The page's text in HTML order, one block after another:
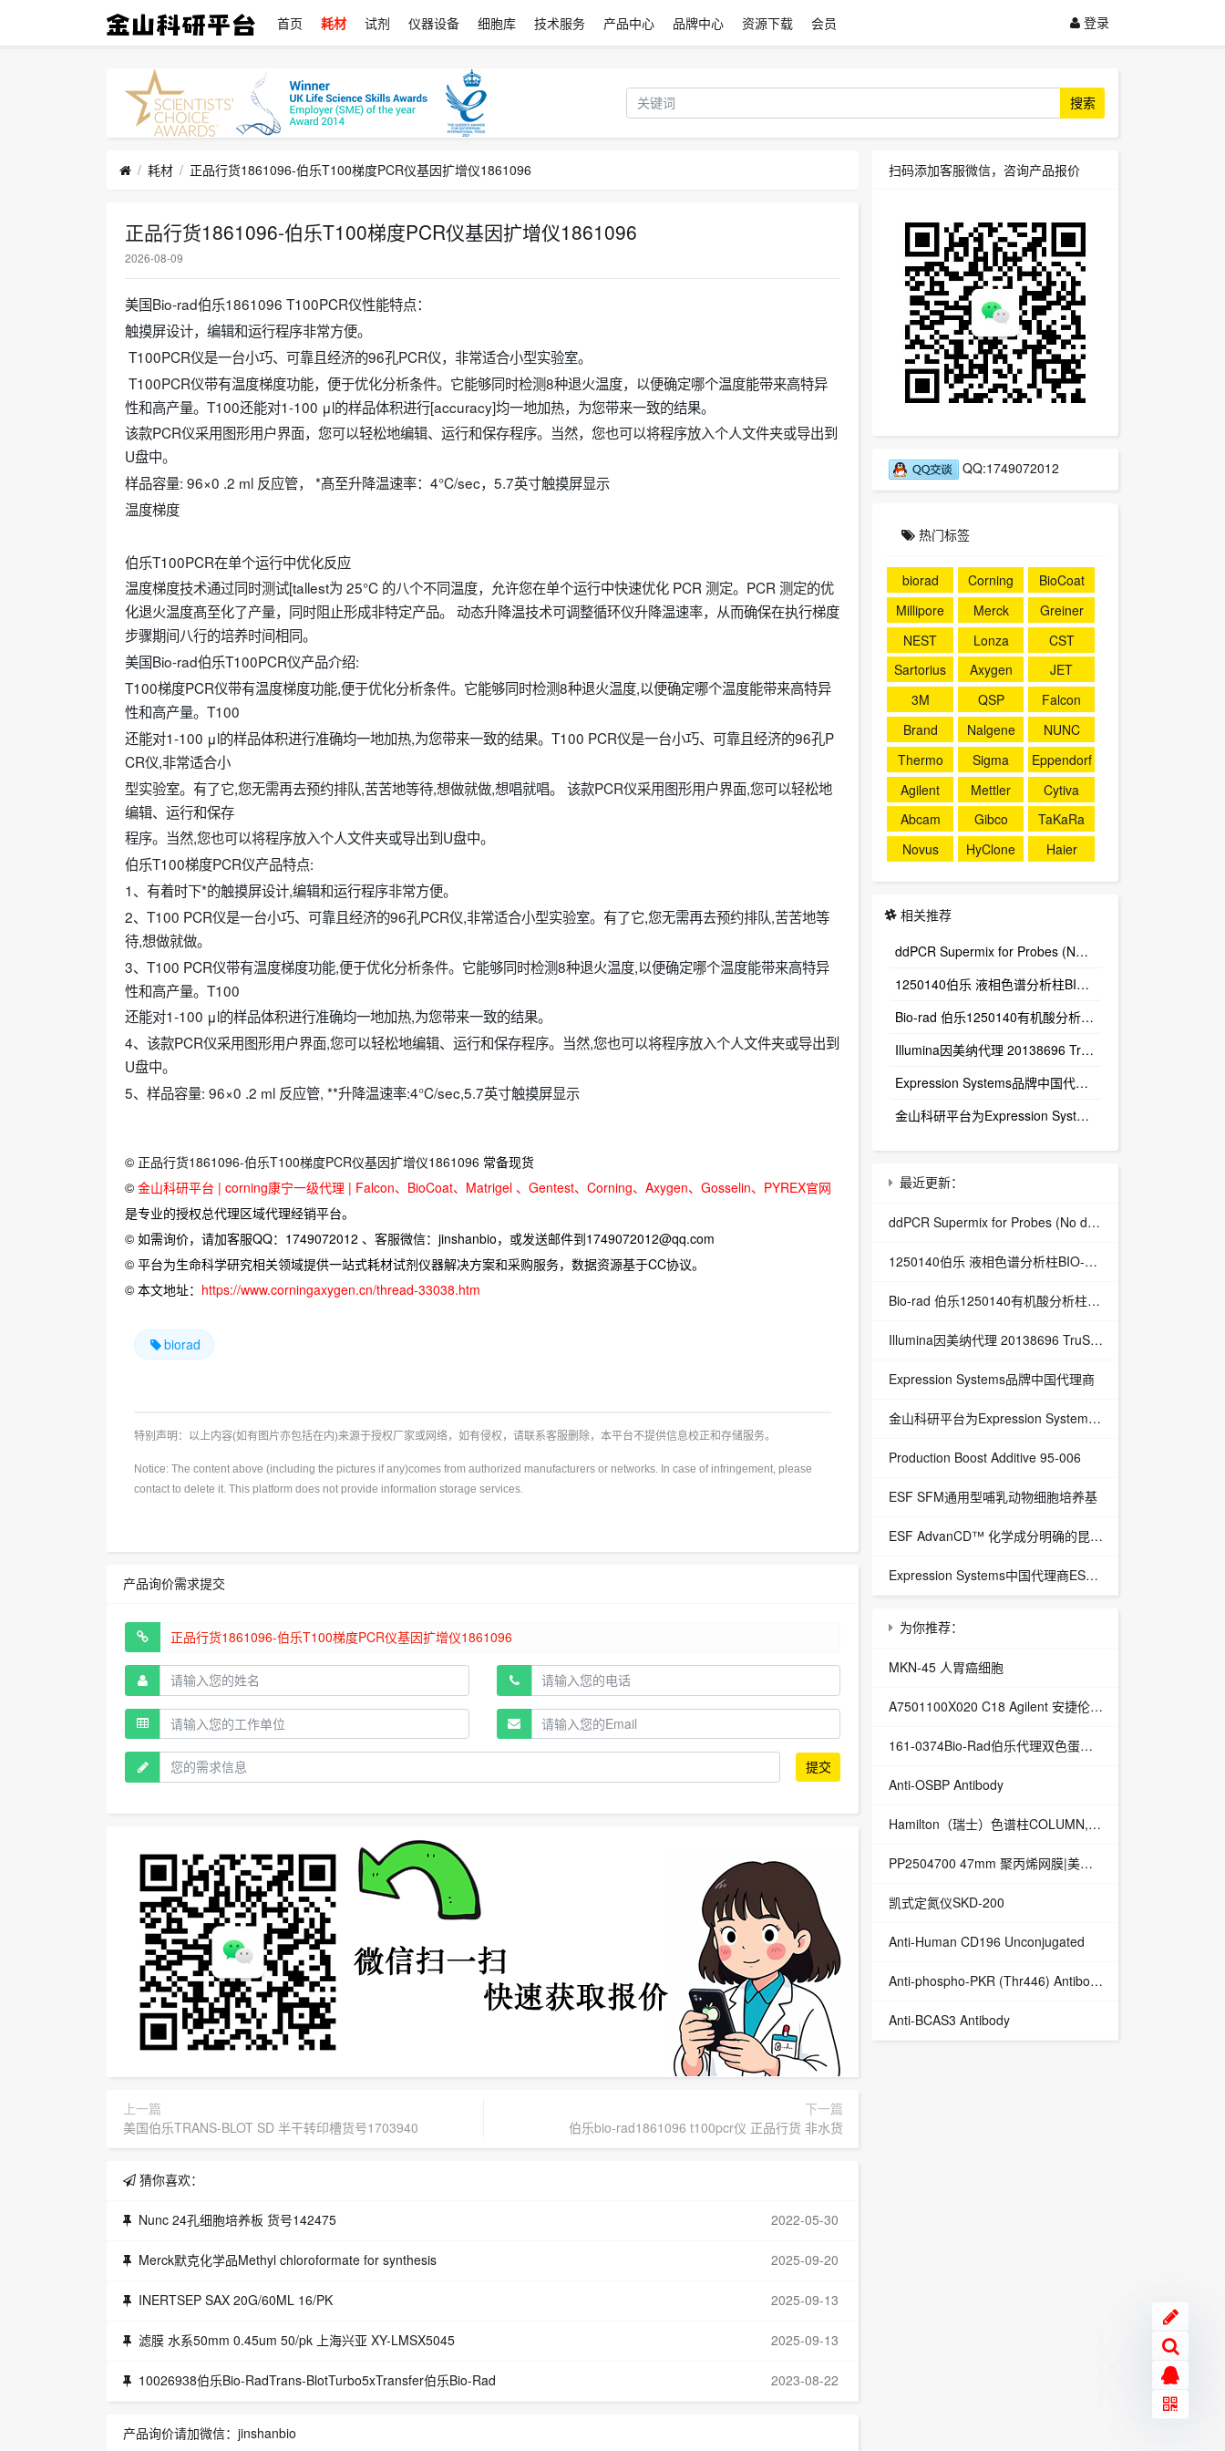
首页 耗材 试剂 仪器设备 细胞库 技术服务 产品中心 品牌中心 资源下载 会员 登录
搜索
耗材 正品行货1861096-伯乐T100梯度PCR仪基因扩增仪1861096
正品行货1861096-伯乐T100梯度PCR仪基因扩增仪1861096
2026-08-09
美国Bio-rad伯乐1861096 T100PCR仪性能特点：
触摸屏设计，编辑和运行程序非常方便。
T100PCR仪是一台小巧、可靠且经济的96孔PCR仪，非常适合小型实验室。
T100PCR仪带有温度梯度功能，便于优化分析条件。它能够同时检测8种退火温度，以便确定哪个温度能带来高特异
性和高产量。T100还能对1-100 μl的样品体积进行[accuracy]均一地加热，为您带来一致的结果。
该款PCR仪采用图形用户界面，您可以轻松地编辑、运行和保存程序。当然，您也可以将程序放入个人文件夹或导出到
U盘中。
样品容量: 96×0 .2 ml 反应管， *髙至升降温速率：4°C/sec，5.7英寸触摸屏显示
温度梯度
伯乐T100PCR在单个运行中优化反应
温度梯度技术通过同时测试[tallest为 25°C 的八个不同温度，允许您在单个运行中快速优化 PCR 测定。PCR 测定的优
化退火温度髙至化了产量，同时阻止形成非特定产品。 动态升降温技术可调整循环仪升降温速率，从而确保在执行梯度
步骤期间八行的培养时间相同。
美国Bio-rad伯乐T100PCR仪产品介绍:
T100梯度PCR仪带有温度梯度功能,便于优化分析条件。它能够同时检测8种退火温度,以便确定哪个温度能带来高特异
性和高产量。T100
还能对1-100 μl的样品体积进行准确均一地加热,为您带来一致的结果。T100 PCR仪是一台小巧、可靠且经济的96孔P
CR仪,非常适合小
型实验室。有了它,您无需再去预约排队,苦苦地等待,想做就做,想唱就唱。 该款PCR仪采用图形用户界面,您可以轻松地
编辑、运行和保存
程序。当然,您也可以将程序放入个人文件夹或导出到U盘中。
伯乐T100梯度PCR仪产品特点:
1、有着时下*的触摸屏设计,编辑和运行程序非常方便。
2、T100 PCR仪是一台小巧、可靠且经济的96孔PCR仪,非常适合小型实验室。有了它,您无需再去预约排队,苦苦地等
待,想做就做。
3、T100 PCR仪带有温度梯度功能,便于优化分析条件。它能够同时检测8种退火温度,以便确定哪个温度能带来高特异
性和高产量。T100
还能对1-100 μl的样品体积进行准确均一地加热,为您带来一致的结果。
4、该款PCR仪采用图形用户界面,您可以轻松地编辑、运行和保存程序。当然,您也可以将程序放入个人文件夹或导出到
U盘中。
5、样品容量: 96×0 .2 ml 反应管, **升降温速率:4°C/sec,5.7英寸触摸屏显示
© 正品行货1861096-伯乐T100梯度PCR仪基因扩增仪1861096 常备现货
© 金山科研平台 | corning康宁一级代理 | Falcon、BioCoat、Matrigel 、Gentest、Corning、Axygen、Gosselin、PYREX官网
是专业的授权总代理区域代理经销平台。
© 如需询价，请加客服QQ：1749072012 、客服微信：jinshanbio，或发送邮件到1749072012@qq.com
© 平台为生命科学研究相关领域提供一站式耗材试剂仪器解决方案和采购服务，数据资源基于CC协议。
© 本文地址： https://www.corningaxygen.cn/thread-33038.htm
biorad
特别声明：以上内容(如有图片亦包括在内)来源于授权厂家或网络，如有侵权，请联系客服删除，本平台不提供信息校正和存储服务。
Notice: The content above (including the pictures if any)comes from authorized manufacturers or networks. In case of infringement, please
contact to delete it. This platform does not provide information storage services.
产品询价需求提交
提交
上一篇
美国伯乐TRANS-BLOT SD 半干转印槽货号1703940
下一篇
伯乐bio-rad1861096 t100pcr仪 正品行货 非水货
猜你喜欢：
Nunc 24孔细胞培养板 货号142475 2022-05-30
Merck默克化学品Methyl chloroformate for synthesis 2025-09-20
INERTSEP SAX 20G/60ML 16/PK 2025-09-13
滤膜 水系50mm 0.45um 50/pk 上海兴亚 XY-LMSX5045 2025-09-13
10026938伯乐Bio-RadTrans-BlotTurbo5xTransfer伯乐Bio-Rad 2023-08-22
产品询价请加微信：jinshanbio
扫码添加客服微信，咨询产品报价
QQ:1749072012
热门标签
biorad Corning
BioCoat
Millipore
Merck
Greiner
NEST
Lonza
CST
Sartorius
Axygen
JET
3M
QSP
Falcon
Brand
Nalgene
NUNC
Thermo
Sigma
Eppendorf
Agilent
Mettler
Cytiva
Abcam
Gibco
TaKaRa
Novus
HyClone Haier
相关推荐
ddPCR Supermix for Probes (No dUTP) 1863024
1250140伯乐 液相色谱分析柱BIO-RAD Aminex HPX-87H Column
Bio-rad 伯乐1250140有机酸分析柱 1250129保护柱芯 1250131保护柱套
‌Illumina因美纳代理 20138696 TruSight™ Oncology 500 v2 DNA Kit plus Illumina Connected Insights (48 samples)
Expression Systems品牌中国代理商
金山科研平台为Expression Systems（ES）中国独家代理商
最近更新：
ddPCR Supermix for Probes (No dUTP) 1863024
1250140伯乐 液相色谱分析柱BIO-RAD Aminex HPX-87H Column
Bio-rad 伯乐1250140有机酸分析柱 1250129保护柱芯 1250131保护柱套
‌Illumina因美纳代理 20138696 TruSight™ Oncology 500 v2 DNA Kit plus Illumina Connected Insights (48 samples)
Expression Systems品牌中国代理商
金山科研平台为Expression Systems（ES）中国独家代理商
Production Boost Additive 95-006
ESF SFM通用型哺乳动物细胞培养基
ESF AdvanCD™ 化学成分明确的昆虫细胞培养基
Expression Systems中国代理商ESF 921™昆虫细胞培养基
为你推荐：
MKN-45 人胃癌细胞
A7501100X020 C18 Agilent 安捷伦 液相色谱柱 Pursuit XRs Ultra
161-0374Bio-Rad伯乐代理双色蛋白Marker500ul1610374伯乐Bio-Rad
Anti-OSBP Antibody
Hamilton（瑞士）色谱柱COLUMN,GD,75X21.5,40CC,PRP-3
PP2504700 47mm 聚丙烯网膜|美国密理博Millipore现货授权代理
凯式定氮仪SKD-200
Anti-Human CD196 Unconjugated
Anti-phospho-PKR (Thr446) Antibody,Merck Millipore,1EA货号：07-532
Anti-BCAS3 Antibody